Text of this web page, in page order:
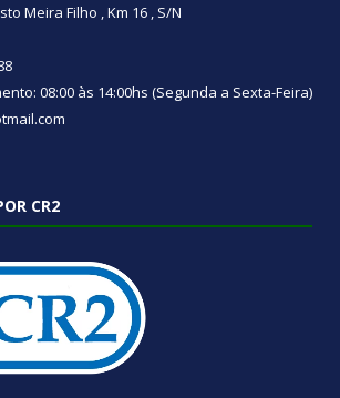
Meira Filho , Km 16 , S/N
08:00 às 14:00hs (Segunda a Sexta-Feira)
CR2